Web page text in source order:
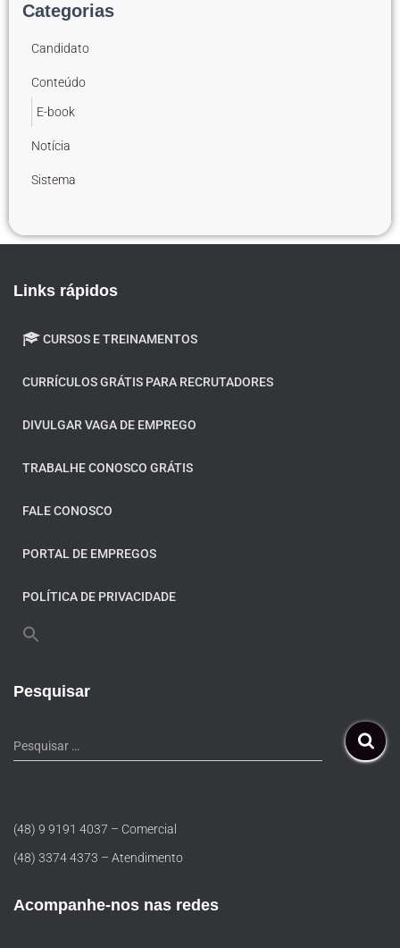
Categorias
Candidato
Conteúdo
E-book
Notícia
Sistema
Links rápidos
CURSOS E TREINAMENTOS
CURRÍCULOS GRÁTIS PARA RECRUTADORES
DIVULGAR VAGA DE EMPREGO
TRABALHE CONOSCO GRÁTIS
FALE CONOSCO
PORTAL DE EMPREGOS
POLÍTICA DE PRIVACIDADE
Pesquisar
Pesquisar …
(48) 9 9191 4037 – Comercial
(48) 3374 4373 – Atendimento
Acompanhe-nos nas redes